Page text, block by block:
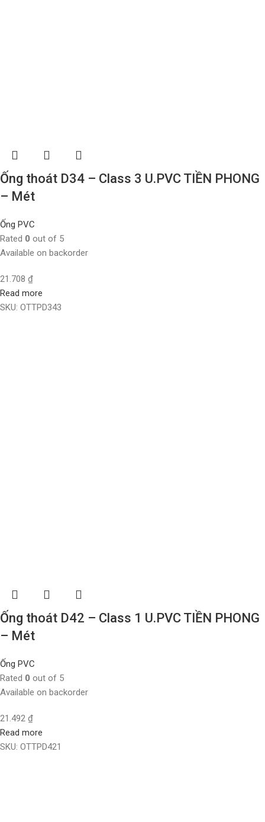
Ống thoát D34 – Class 3 U.PVC TIỀN PHONG
– Mét
Ống PVC
Rated 0 out of 5
Available on backorder
21.708 ₫
Read more
SKU: OTTPD343
Ống thoát D42 – Class 1 U.PVC TIỀN PHONG
– Mét
Ống PVC
Rated 0 out of 5
Available on backorder
21.492 ₫
Read more
SKU: OTTPD421